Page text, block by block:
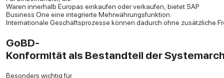
Waren innerhalb Europas einkaufen oder verkaufen, bietet SAP
Business One eine integrierte Mehrwährungsfunktion.
Internationale Geschäftsprozesse können dadurch ohne zusätzliche
GoBD-
Konformität als Bestandteil der
Besonders wichtig für